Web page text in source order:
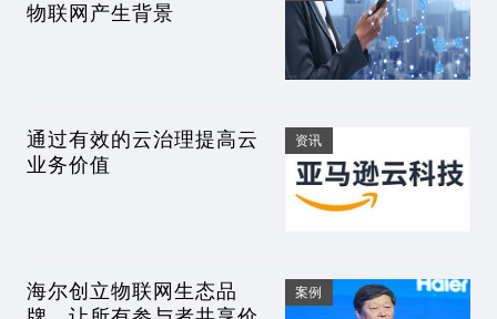
物联网产生背景
通过有效的云治理提高云
业务价值
资讯
海尔创立物联网生态品
案例